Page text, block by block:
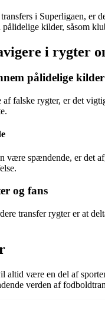
i Superligaen,
kilder, såsom
i rygter
pålidelige kilder
af falske rygter, er det
være spændende, er det
og fans
transfer rygter er at
altid være en del af
verden af